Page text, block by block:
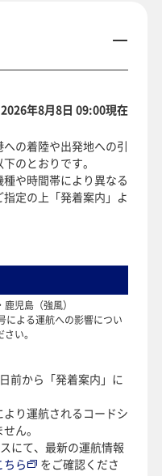
年8月8日 09:00現在
の着陸や出発地への引
のとおりです。
や時間帯により異なる
定の上「発着案内」よ
児島（強風）
よる運航への影響につい
い。
前から「発着案内」に
り運航されるコードシ
ん。
にて、最新の運航情報
ちら
をご確認くださ